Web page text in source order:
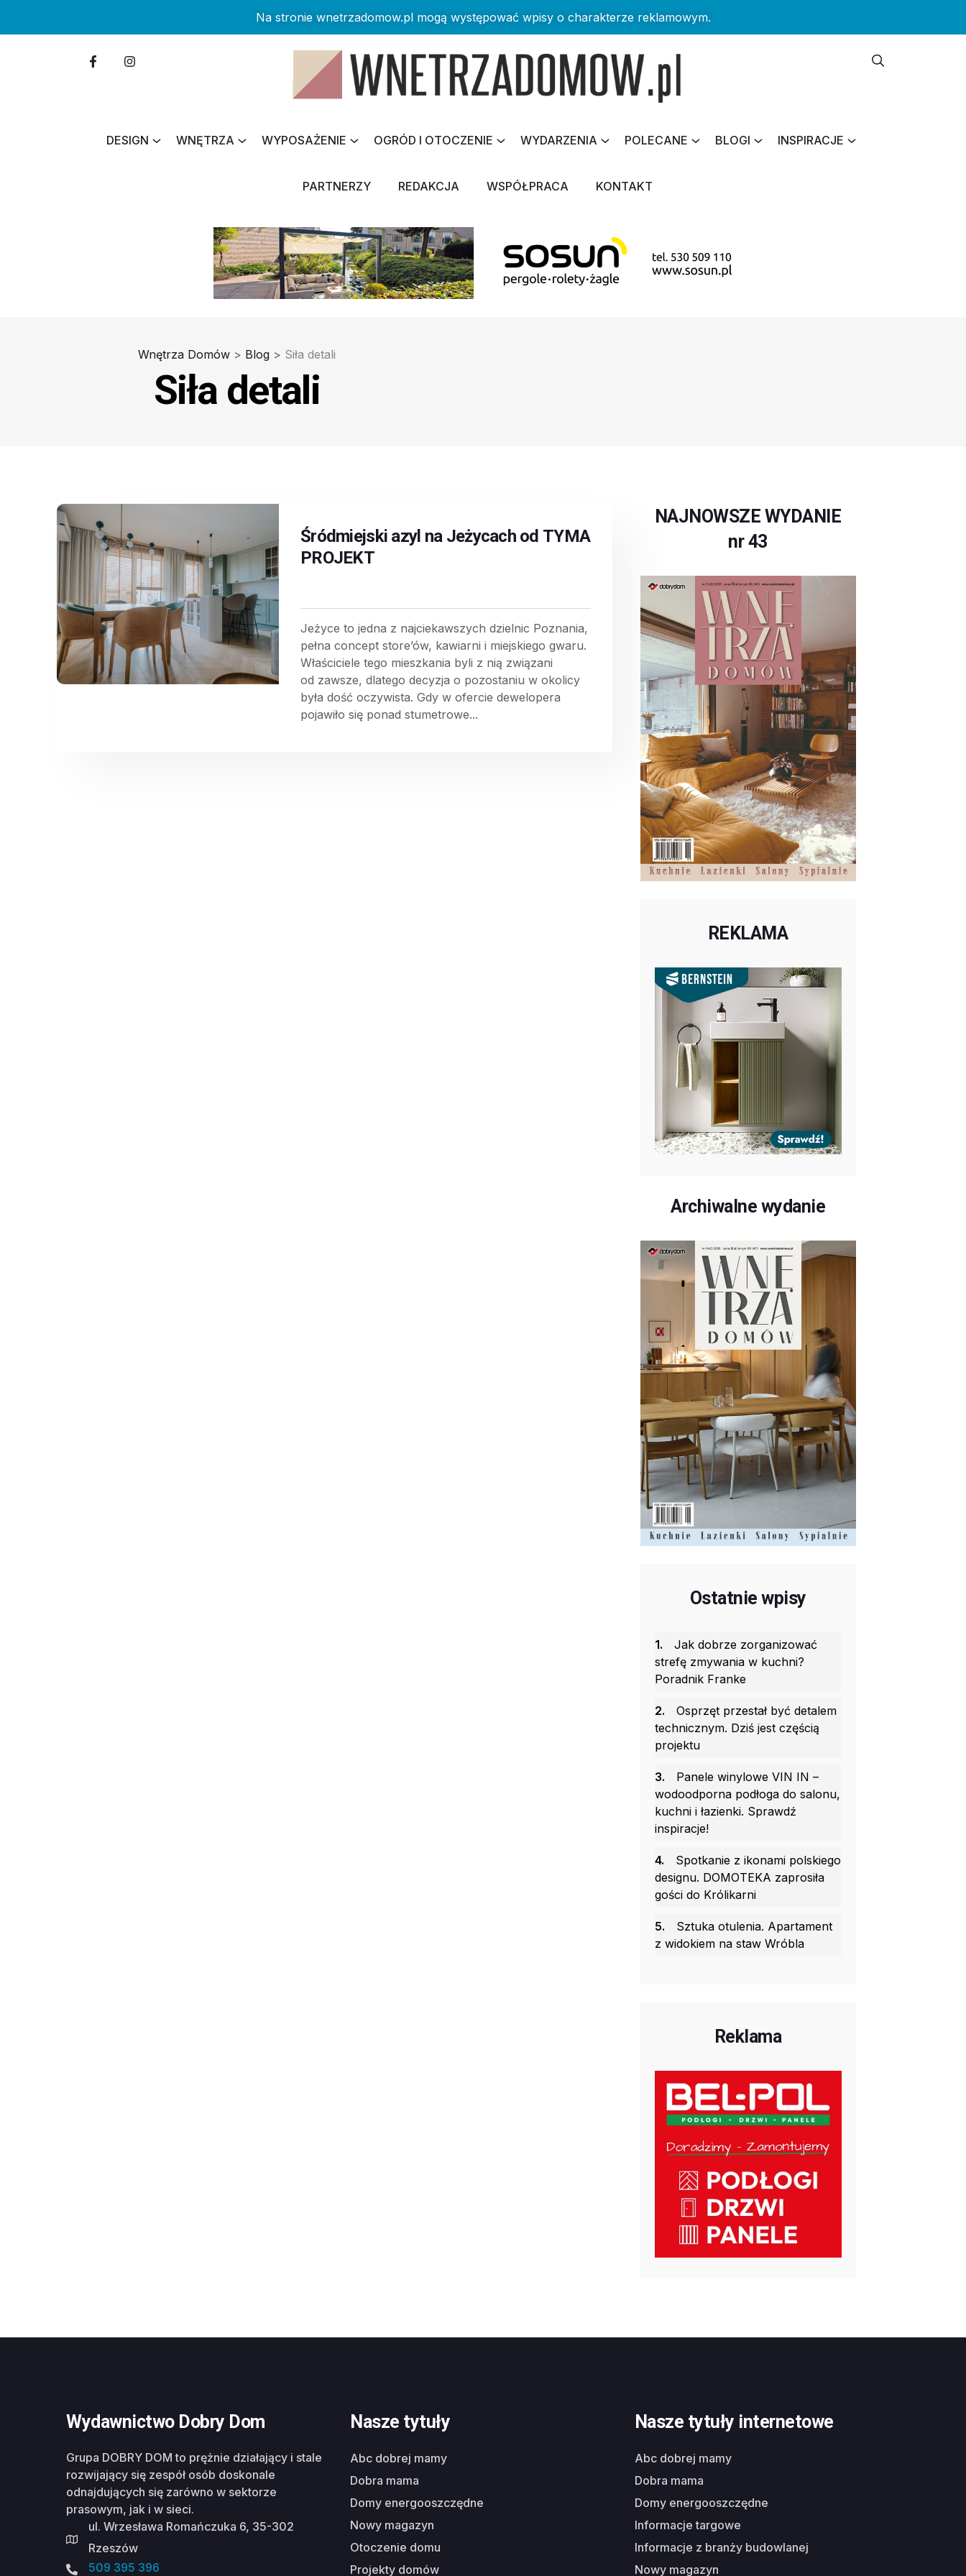
Na stronie wnetrzadomow.pl mogą występować wpisy o charakterze reklamowym.
DESIGN WNĘTRZA WYPOSAŻENIE OGRÓD I OTOCZENIE WYDARZENIA POLECANE BLOGI INSPIRACJE
PARTNERZY REDAKCJA WSPÓŁPRACA KONTAKT
Wnętrza Domów > Blog > Siła detali
Siła detali
Śródmiejski azyl na Jeżycach od TYMA
PROJEKT
Jeżyce to jedna z najciekawszych dzielnic Poznania,
pełna concept store’ów, kawiarni i miejskiego gwaru.
Właściciele tego mieszkania byli z nią związani
od zawsze, dlatego decyzja o pozostaniu w okolicy
była dość oczywista. Gdy w ofercie dewelopera
pojawiło się ponad stumetrowe...
NAJNOWSZE WYDANIE
nr 43
REKLAMA
Archiwalne wydanie
Ostatnie wpisy
1.
Jak dobrze zorganizować
strefę zmywania w kuchni?
Poradnik Franke
2.
Osprzęt przestał być detalem
technicznym. Dziś jest częścią
projektu
3.
Panele winylowe VIN IN –
wodoodporna podłoga do salonu,
kuchni i łazienki. Sprawdź
inspiracje!
4.
Spotkanie z ikonami polskiego
designu. DOMOTEKA zaprosiła
gości do Królikarni
5.
Sztuka otulenia. Apartament
z widokiem na staw Wróbla
Reklama
Wydawnictwo Dobry Dom
Grupa DOBRY DOM to prężnie działający i stale
rozwijający się zespół osób doskonale
odnajdujących się zarówno w sektorze
prasowym, jak i w sieci.
ul. Wrzesława Romańczuka 6, 35-302
Rzeszów
509 395 396
Nasze tytuły
abc dobrej mamy
dobra mama
domy energooszczędne
nowy magazyn
otoczenie domu
projekty domów
Nasze tytuły internetowe
abc dobrej mamy
dobra mama
domy energooszczędne
informacje targowe
informacje z branży budowlanej
nowy magazyn